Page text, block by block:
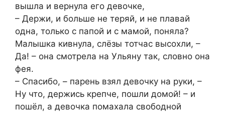
вышла и вернула его девочке,
– Держи, и больше не теряй, и не плавай
одна, только с папой и с мамой, поняла?
Малышка кивнула, слёзы тотчас высохли, –
Да! – она смотрела на Ульяну так, словно она
фея.
– Спасибо, – парень взял девочку на руки, –
Ну что, держись крепче, пошли домой! – и
пошёл, а девочка помахала свободной